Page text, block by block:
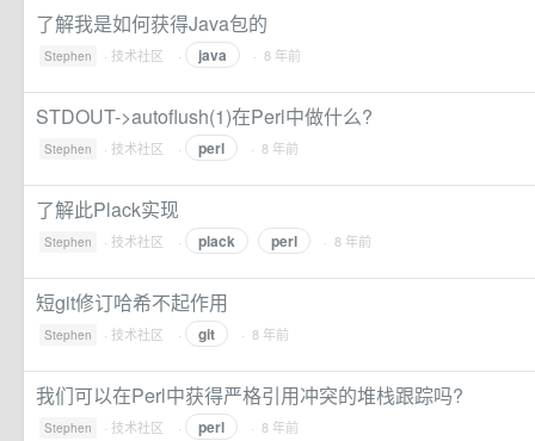
了解我是如何获得Java包的
Stephen · 技术社区 · java · 8 年前
STDOUT->autoflush(1)在Perl中做什么?
Stephen · 技术社区 · perl · 8 年前
了解此Plack实现
Stephen · 技术社区 · plack perl · 8 年前
短git修订哈希不起作用
Stephen · 技术社区 · git · 8 年前
我们可以在Perl中获得严格引用冲突的堆栈跟踪吗?
Stephen · 技术社区 · perl · 8 年前